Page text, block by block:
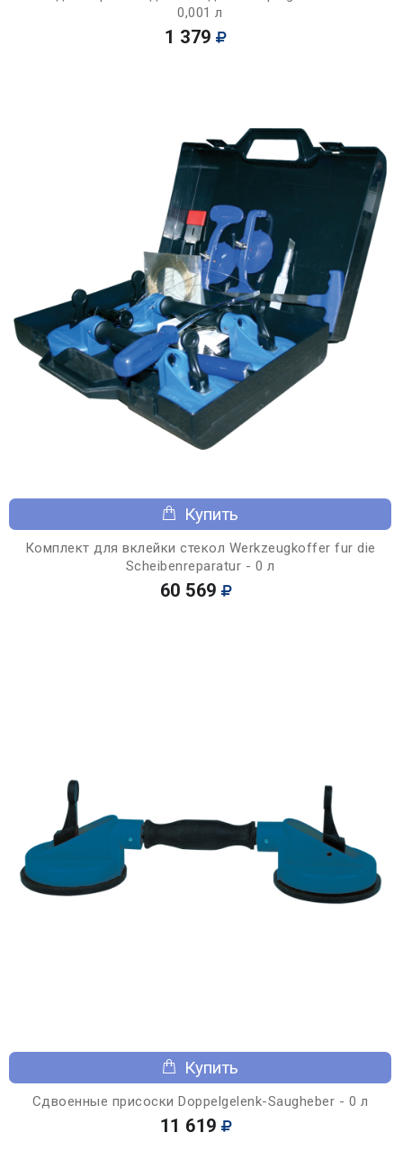
0,001 л
1 379
Купить
Комплект для вклейки стекол Werkzeugkoffer fur die
Scheibenreparatur - 0 л
60 569
Купить
Сдвоенные присоски Doppelgelenk-Saugheber - 0 л
11 619